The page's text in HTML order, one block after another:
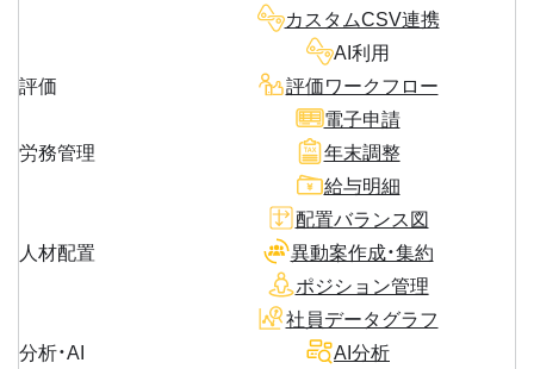
カスタムCSV連携
AI利用
評価
評価ワークフロー
労務管理
電子申請
年末調整
給与明細
人材配置
配置バランス図
異動案作成・集約
ポジション管理
分析・AI
社員データグラフ
AI分析